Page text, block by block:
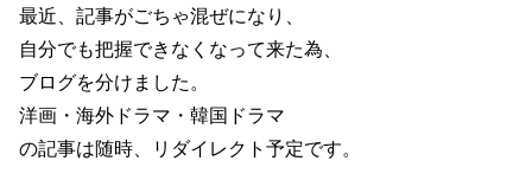
最近、記事がごちゃ混ぜになり、
自分でも把握できなくなって来た為、
ブログを分けました。
洋画・海外ドラマ・韓国ドラマ
の記事は随時、リダイレクト予定です。